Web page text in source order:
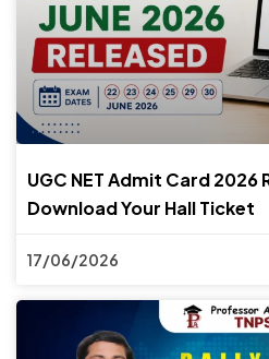
UGC NET Admit Card 2026
Download Your Hall Ticket
17/06/2026